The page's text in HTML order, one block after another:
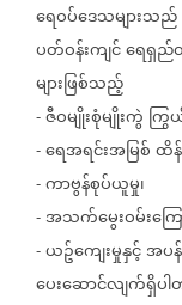
ရေဝပ်ဒေသများသည်
ပတ်ဝန်းကျင်ရေရှ
များဖြစ်သည့်
- ဇီဝမျိုးစုံမျိုးကွဲ ကြွ
- ရေအရင်းအမြစ်ထိန်
- ကာဗွန်စုပ်ယူမှု၊
- အသက်မွေးဝမ်းကြေ
- ယဥ်ကျေးမှုနှင့်အပန်
ပေးဆောင်လျက်ရှိပ